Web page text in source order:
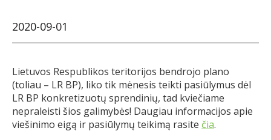
2020-09-01
Lietuvos Respublikos teritorijos bendrojo plano
(toliau – LR BP), liko tik mėnesis teikti pasiūlymus dėl
LR BP konkretizuotų sprendinių, tad kviečiame
nepraleisti šios galimybės! Daugiau informacijos apie
viešinimo eigą ir pasiūlymų teikimą rasite čia.